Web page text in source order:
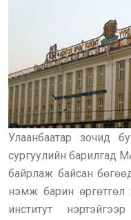
Улаанбаатар зочид
сургуулийн барилгад
байрлаж байсан
нэмж барин
институт